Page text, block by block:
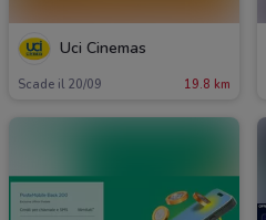
Uci Cinemas
Scade il 20/09 19.8 km